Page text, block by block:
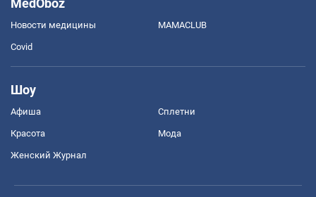
MedOboz
Новости медицины MAMACLUB
Covid
Шоу
Афиша Сплетни
Красота Мода
Женский Журнал